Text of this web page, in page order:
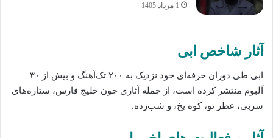
1 مرداد 1405
آثار شاخص ابی
ابی طی دوران حرفه‌ای خود نزدیک به ۲۰۰ تک‌آهنگ و بیش از ۳۰
آلبوم منتشر کرده است، از جمله آثاری چون خلیج فارس، ستاره‌های
سربی، عطر تو، کوه یخ، و شب‌زده.